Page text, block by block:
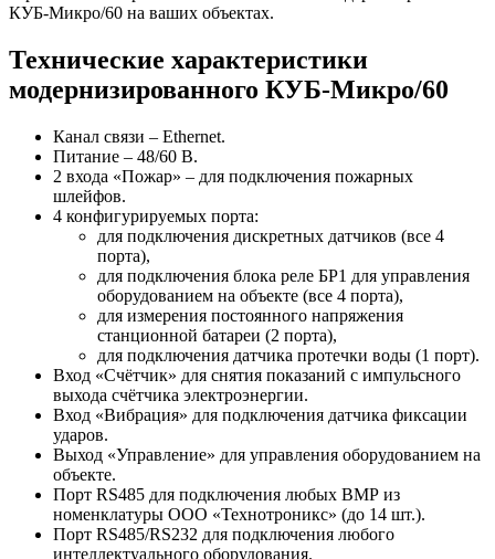
КУБ-Микро/60 на ваших объектах.
Технические характеристики
модернизированного КУБ-Микро/60
Канал связи – Ethernet.
Питание – 48/60 В.
2 входа «Пожар» – для подключения пожарных
шлейфов.
4 конфигурируемых порта:
для подключения дискретных датчиков (все 4
порта),
для подключения блока реле БР1 для управления
оборудованием на объекте (все 4 порта),
для измерения постоянного напряжения
станционной батареи (2 порта),
для подключения датчика протечки воды (1 порт).
Вход «Счётчик» для снятия показаний с импульсного
выхода счётчика электроэнергии.
Вход «Вибрация» для подключения датчика фиксации
ударов.
Выход «Управление» для управления оборудованием на
объекте.
Порт RS485 для подключения любых ВМР из
номенклатуры ООО «Технотроникс» (до 14 шт.).
Порт RS485/RS232 для подключения любого
интеллектуального оборудования.